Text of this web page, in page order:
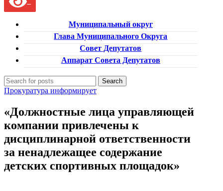
Муниципальный округ
Глава Муниципального Округа
Совет Депутатов
Аппарат Совета Депутатов
Search
Прокуратура информирует
«Должностные лица управляющей
компании привлечены к
дисциплинарной ответственности
за ненадлежащее содержание
детских спортивных площадок»